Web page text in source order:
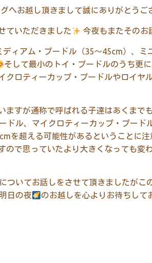
へお越し頂きまして誠にありがとうご
ていただきました 今夜もまたそのお
ィアム・プードル（35～45cm）、
そして最小のトイ・プードルのうち更
ロティーカップ・プードルやロイヤ
すが通称で呼ばれる子達はあくまで
ドル、マイクロティーカップ・プード
を超える可能性があるということに
で思っていたより大きくなっても変
ついてお話しをさせて頂きましたがこ
日の夜 のお越しを心よりお待ちして